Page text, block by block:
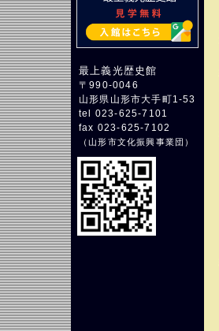
最上義光歴史館
〒990-0046
山形県山形市大手町1-53
tel 023-625-7101
fax 023-625-7102
（山形市文化振興事業団 ）